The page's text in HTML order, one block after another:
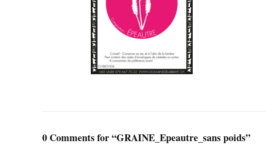
0 Comments for “GRAINE_Epeautre_sans poids”